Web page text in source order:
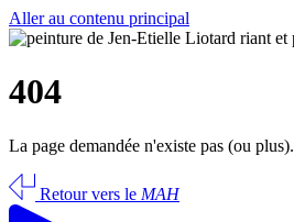
Aller au contenu principal
404
La page demandée n'existe pas (ou plus).
Retour vers le MAH